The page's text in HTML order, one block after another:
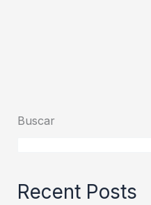
Buscar
Recent Posts